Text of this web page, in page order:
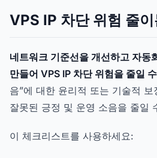
VPS IP 차단 위험 줄이
네트워크 기준선을 개선하고 자동
만들어 VPS IP 차단 위험을 줄일
음”에 대한 윤리적 또는 기술적
잘못된 긍정 및 운영 소음을 줄일
이 체크리스트를 사용하세요: